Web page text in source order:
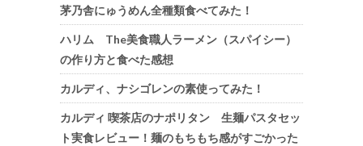
茅乃舎にゅうめん全種類食べてみた！
ハリム The美食職人ラーメン（スパイシー）
の作り方と食べた感想
カルディ、ナシゴレンの素使ってみた！
カルディ 喫茶店のナポリタン 生麺パスタセッ
ト実食レビュー！麺のもちもち感がすごかった